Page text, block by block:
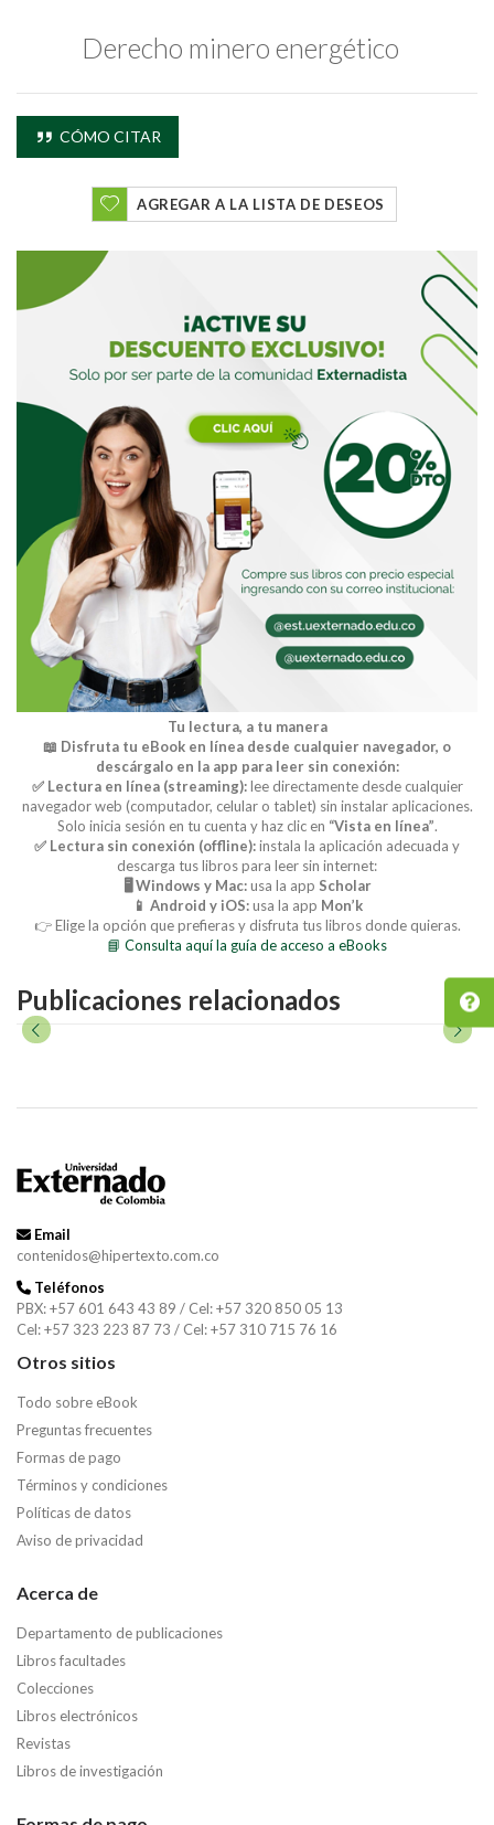
Buscar
Buscar
Derecho minero energético
CÓMO CITAR
AGREGAR A LA LISTA DE DESEOS
Tu lectura, a tu manera
📖 Disfruta tu eBook en línea desde cualquier navegador, o
descárgalo en la app para leer sin conexión:
✅ Lectura en línea (streaming):lee directamente desde cualquier
navegador web (computador, celular o tablet) sin instalar aplicaciones.
Solo inicia sesión en tu cuenta y haz clic en “Vista en línea”.
✅ Lectura sin conexión (offline):instala la aplicación adecuada y
descarga tus libros para leer sin internet:
🖥️ Windows y Mac:usa la app Scholar
📱 Android y iOS:usa la app Mon’k
👉 Elige la opción que prefieras y disfruta tus libros donde quieras.
📘 Consulta aquí la guía de acceso a eBooks
Publicaciones relacionados
Email
contenidos@hipertexto.com.co
Teléfonos
PBX: +57 601 643 43 89 / Cel: +57 320 850 05 13
Cel: +57 323 223 87 73 / Cel: +57 310 715 76 16
Otros sitios
Todo sobre eBook
Preguntas frecuentes
Formas de pago
Términos y condiciones
Políticas de datos
Aviso de privacidad
Acerca de
Departamento de publicaciones
Libros facultades
Colecciones
Libros electrónicos
Revistas
Libros de investigación